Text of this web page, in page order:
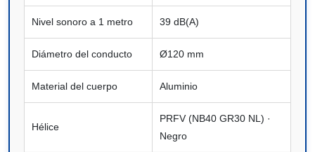
Nivel sonoro a 1 metro 39 dB(A)
Diámetro del conducto Ø120 mm
Material del cuerpo Aluminio
Hélice
PRFV (NB40 GR30 NL) ·
Negro